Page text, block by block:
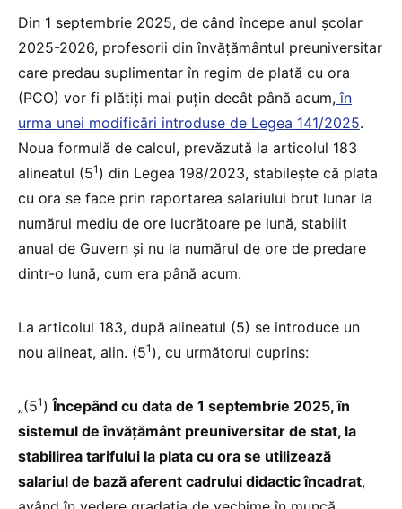
Din 1 septembrie 2025, de când începe anul școlar
2025-2026, profesorii din învățământul preuniversitar
care predau suplimentar în regim de plată cu ora
(PCO) vor fi plătiți mai puțin decât până acum, în
urma unei modificări introduse de Legea 141/2025.
Noua formulă de calcul, prevăzută la articolul 183
alineatul (51 ) din Legea 198/2023, stabilește că plata
cu ora se face prin raportarea salariului brut lunar la
numărul mediu de ore lucrătoare pe lună, stabilit
anual de Guvern și nu la numărul de ore de predare
dintr-o lună, cum era până acum.
La articolul 183, după alineatul (5) se introduce un
nou alineat, alin. (51 ), cu următorul cuprins:
„(51 )Începând cu data de 1 septembrie 2025, în
sistemul de învățământ preuniversitar de stat, la
stabilirea tarifului la plata cu ora se utilizează
salariul de bază aferent cadrului didactic încadrat,